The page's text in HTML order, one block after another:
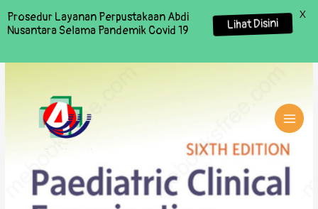
Prosedur Layanan Perpustakaan Abdi
Nusantara Selama Pandemik Covid 19
Lihat Disini
X